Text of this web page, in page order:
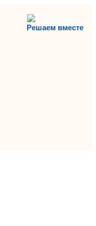
Решаем вместе